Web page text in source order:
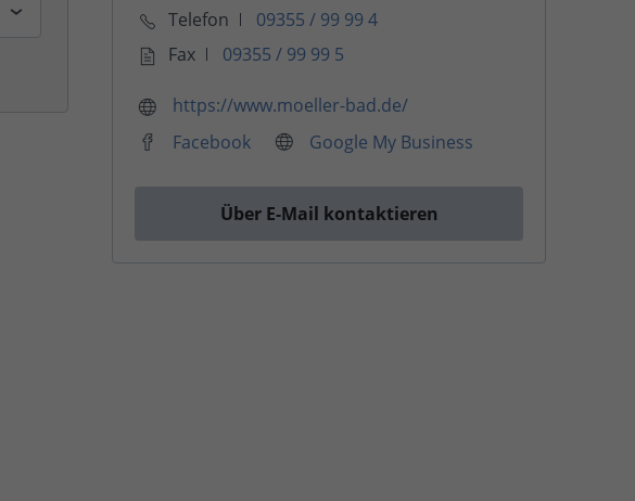
Telefon
09355 / 99 99 4
Fax
09355 / 99 99 5
https://www.moeller-bad.de/
Facebook
Google My Business
Über E-Mail kontaktieren